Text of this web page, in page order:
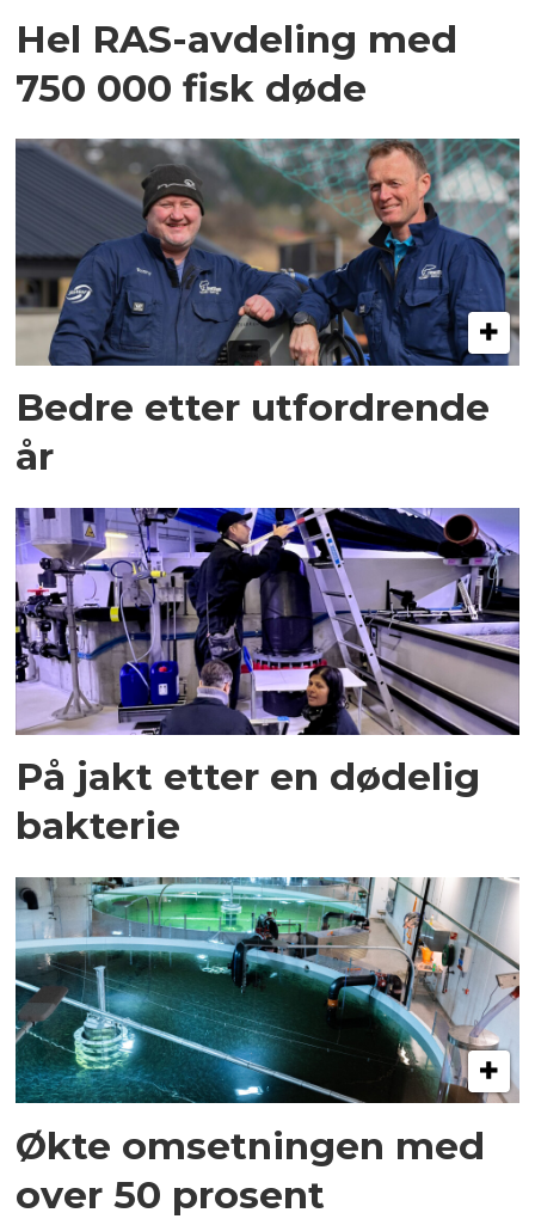
Hel RAS-avdeling med
750 000 fisk døde
Bedre etter utfordrende
år
På jakt etter en dødelig
bakterie
Økte omsetningen med
over 50 prosent